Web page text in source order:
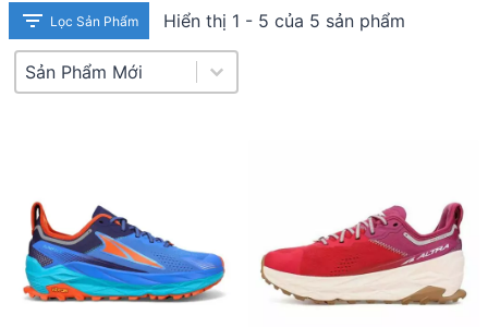
Lọc Sản Phẩm Hiển thị 1 - 5 của 5 sản phẩm
Product Sort
Sort content